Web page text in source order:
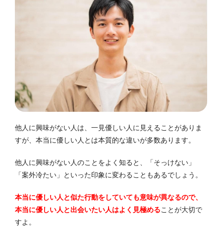
他人に興味がない人は、一見優しい人に見えることがありま
すが、本当に優しい人とは本質的な違いが多数あります。
他人に興味がない人のことをよく知ると、「そっけない」
「案外冷たい」といった印象に変わることもあるでしょう。
本当に優しい人と似た行動をしていても意味が異なるので、
本当に優しい人と出会いたい人はよく見極めることが大切で
すよ。